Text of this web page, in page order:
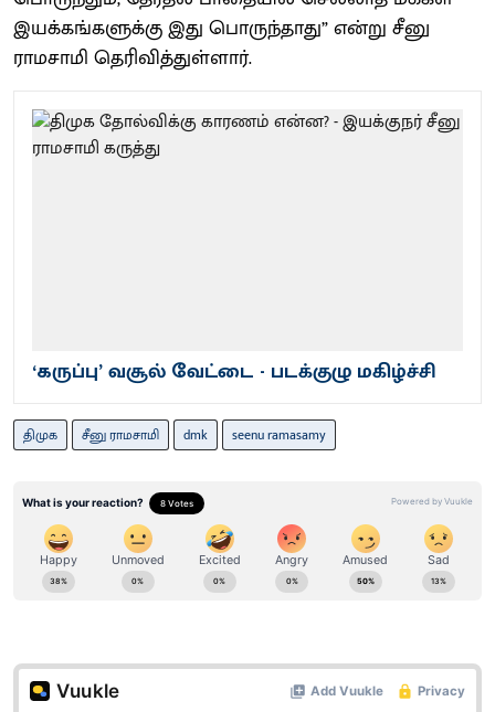
இயக்கங்களுக்கு இது பொருந்தாது” என்று சீனு
ராமசாமி தெரிவித்துள்ளார்.
‘கருப்பு’ வசூல் வேட்டை - படக்குழு மகிழ்ச்சி
திமுக சீனு ராமசாமி dmk seenu ramasamy